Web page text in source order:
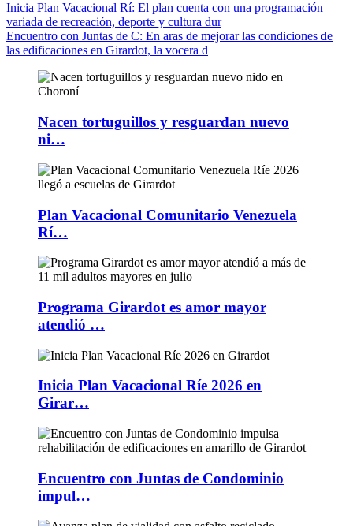
Inicia Plan Vacacional Rí: El plan cuenta con una programación
variada de recreación, deporte y cultura dur
Encuentro con Juntas de C: En aras de mejorar las condiciones de
las edificaciones en Girardot, la vocera d
Nacen tortuguillos y resguardan nuevo
ni…
Plan Vacacional Comunitario Venezuela
Rí…
Programa Girardot es amor mayor
atendió …
Inicia Plan Vacacional Ríe 2026 en
Girar…
Encuentro con Juntas de Condominio
impul…